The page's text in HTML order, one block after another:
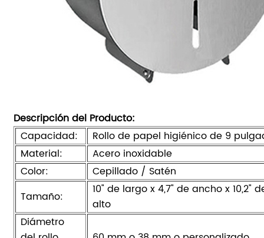
Descripción del Producto:
Capacidad:
Rollo de papel higiénico de 9
Material:
Acero inoxidable
Color:
Cepillado / Satén
Tamaño:
10" de largo x 4,7" de ancho x 10,2"
alto
Diámetro